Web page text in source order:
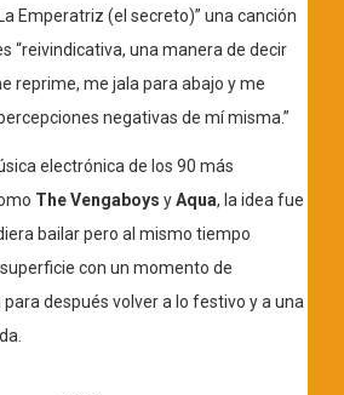
Emperatriz (el secreto)” una canción
“reivindicativa, una manera de decir
reprime, me jala para abajo y me
negativas de mí misma.”
electrónica de los 90 más
The Vengaboys yAqua, la idea fue
bailar pero al mismo tiempo
con un momento de
después volver a lo festivo y a una